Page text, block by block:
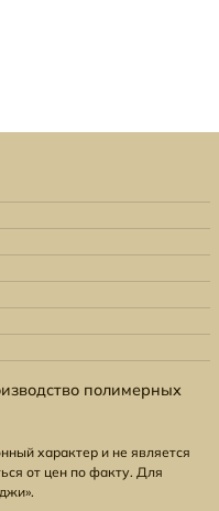
полимерных
характер и не является
от цен по факту. Для